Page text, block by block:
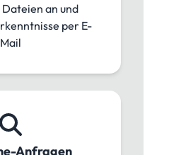
Dateien an und
per E-
Mail
Anfragen